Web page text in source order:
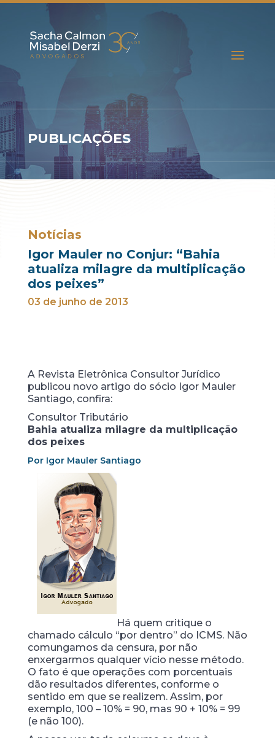
PUBLICAÇÕES
Notícias
Igor Mauler no Conjur: “Bahia
atualiza milagre da multiplicação
dos peixes”
03 de junho de 2013
A Revista Eletrônica Consultor Jurídico
publicou novo artigo do sócio Igor Mauler
Santiago, confira:
Consultor Tributário
Bahia atualiza milagre da multiplicação
dos peixes
Por Igor Mauler Santiago
Há quem critique o
chamado cálculo “por dentro” do ICMS. Não
comungamos da censura, por não
enxergarmos qualquer vício nesse método.
O fato é que operações com porcentuais
dão resultados diferentes, conforme o
sentido em que se realizem. Assim, por
exemplo, 100 – 10% = 90, mas 90 + 10% = 99
(e não 100).